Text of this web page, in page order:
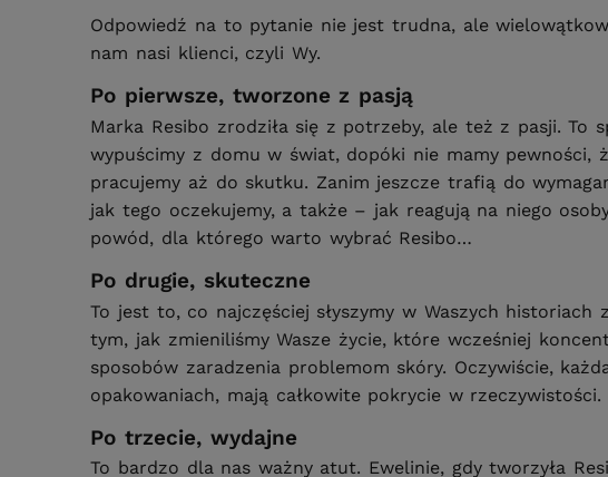
Odpowiedź na to pytanie nie jest trudna, ale
nam nasi klienci, czyli Wy.
Po pierwsze, tworzone z pasją
Marka Resibo zrodziła się z potrzeby, ale też z pasji.
wypuścimy z domu w świat, dopóki nie mamy pewności,
pracujemy aż do skutku. Zanim jeszcze trafią do
jak tego oczekujemy, a także – jak reagują na niego
powód, dla którego warto wybrać Resibo…
Po drugie, skuteczne
To jest to, co najczęściej słyszymy w Waszych
tym, jak zmieniliśmy Wasze życie, które wcześniej
sposobów zaradzenia problemom skóry. Oczywiście,
opakowaniach, mają całkowite pokrycie w rzeczywistości.
Po trzecie, wydajne
To bardzo dla nas ważny atut. Ewelinie, gdy tworzyła